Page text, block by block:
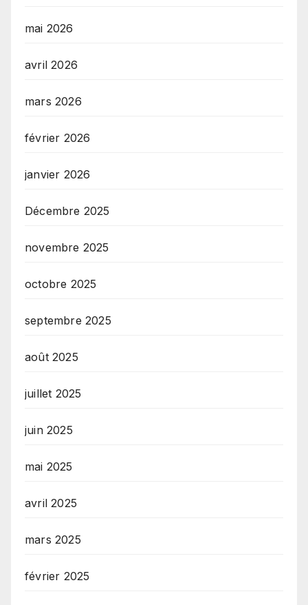
mai 2026
avril 2026
mars 2026
février 2026
janvier 2026
Décembre 2025
novembre 2025
octobre 2025
septembre 2025
août 2025
juillet 2025
juin 2025
mai 2025
avril 2025
mars 2025
février 2025